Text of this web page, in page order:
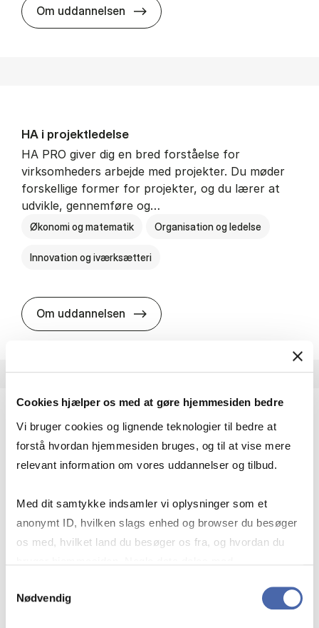
Cookies hjælper os med at gøre hjemmesiden bedre
Vi bruger cookies og lignende teknologier til bedre at
forstå hvordan hjemmesiden bruges, og til at vise mere
relevant information om vores uddannelser og tilbud.
Med dit samtykke indsamler vi oplysninger som et
anonymt ID, hvilken slags enhed og browser du besøger
os med, hvilket land du besøger os fra, og hvordan du
markedsføring. Du bestemmer selv - og kan altid trække
Nødvendig
Om uddannelsen HA i mar­keds- og kul­tu­r­a­na­ly­se
HA i pro­jekt­le­del­se
HA PRO giver dig en bred forståelse for
virksomheders arbejde med projekter. Du møder
forskellige former for projekter, og du lærer at
udvikle, gennemføre og…
Økonomi og matematik Organisation og ledelse
Innovation og iværksætteri
Om uddannelsen HA i pro­jekt­le­del­se
HA(fil.) - erhvervs­økonomi og fi­lo­so­fi
virksomheder møder i vores komplekse verden.
effektivitet og…
Økonomi og matematik Kultur og samfund